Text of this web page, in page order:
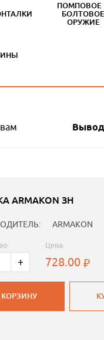
ПОМПОВОЕ
БОЛТОВОЕ
ОРУЖИЕ
ARMAKON ЗН
ARMAKON
+
Цена:
728.00
КОРЗИНУ